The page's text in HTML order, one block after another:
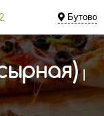
Бутово
|